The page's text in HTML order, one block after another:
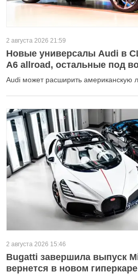
2 августа 2026 21:59
Новые универсалы Audi в
A6 allroad, остальные под
Audi может расширить американскую
2 августа 2026 15:46
Bugatti завершила выпуск
вернется в новом гиперкаре